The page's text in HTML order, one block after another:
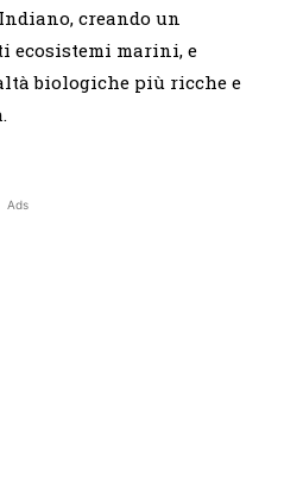
creando un
ecosistemi marini, e
biologiche più ricche e
Ads